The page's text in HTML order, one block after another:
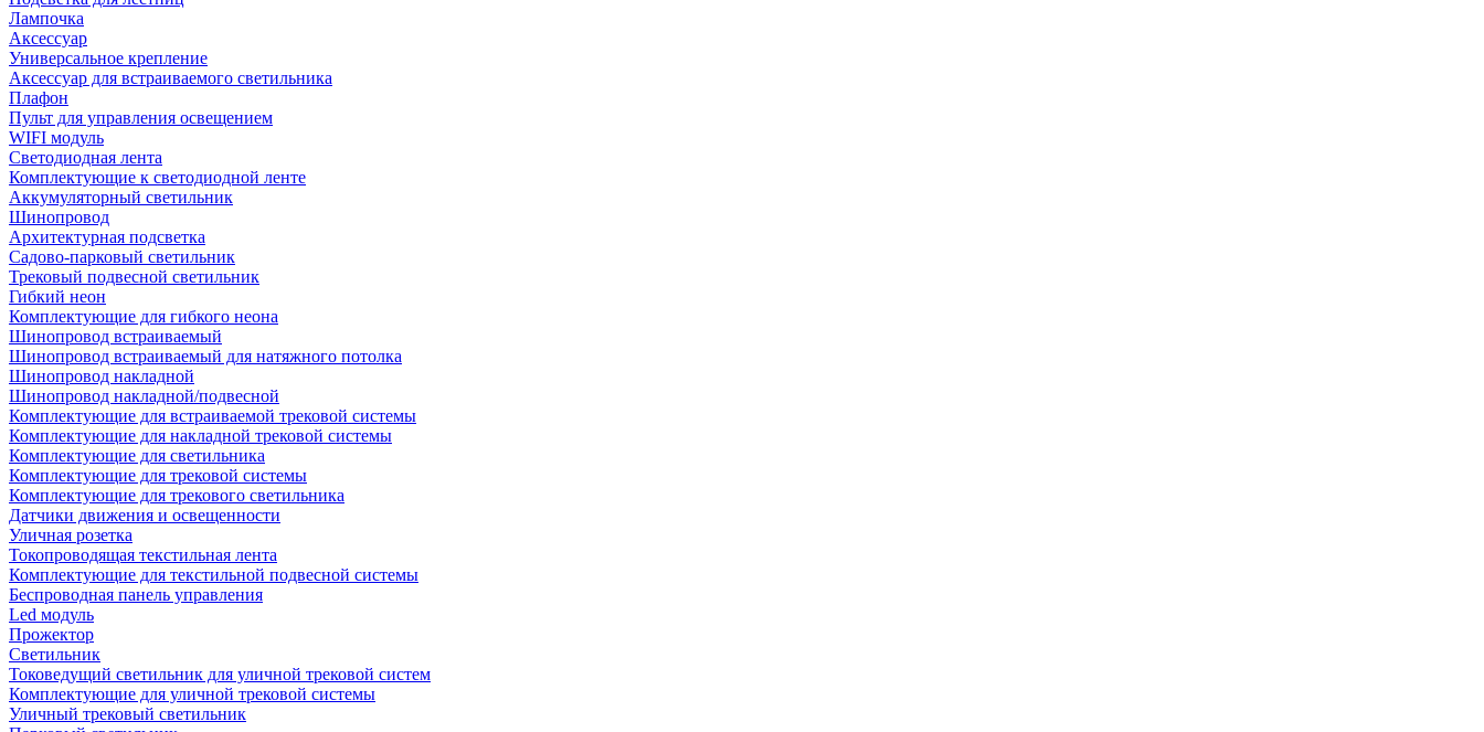
Лампочка
Аксессуар
Универсальное крепление
Аксессуар для встраиваемого светильника
Плафон
Пульт для управления освещением
WIFI модуль
Светодиодная лента
Комплектующие к светодиодной ленте
Аккумуляторный светильник
Шинопровод
Архитектурная подсветка
Садово-парковый светильник
Трековый подвесной светильник
Гибкий неон
Комплектующие для гибкого неона
Шинопровод встраиваемый
Шинопровод встраиваемый для натяжного потолка
Шинопровод накладной
Шинопровод накладной/подвесной
Комплектующие для встраиваемой трековой системы
Комплектующие для накладной трековой системы
Комплектующие для светильника
Комплектующие для трековой системы
Комплектующие для трекового светильника
Датчики движения и освещенности
Уличная розетка
Токопроводящая текстильная лента
Комплектующие для текстильной подвесной системы
Беспроводная панель управления
Led модуль
Прожектор
Светильник
Токоведущий светильник для уличной трековой систем
Комплектующие для уличной трековой системы
Уличный трековый светильник